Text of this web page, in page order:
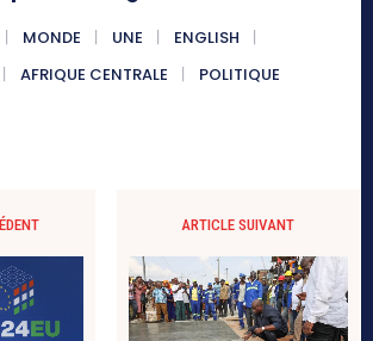
MONDE UNE
ENGLISH
AFRIQUE CENTRALE POLITIQUE
ARTICLE SUIVANT